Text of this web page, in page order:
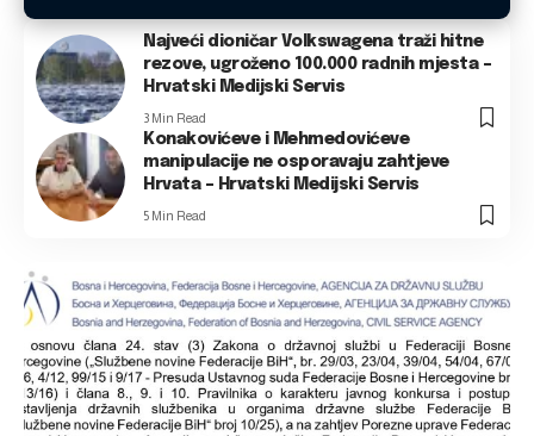
Najveći dioničar Volkswagena traži hitne
rezove, ugroženo 100.000 radnih mjesta –
Hrvatski Medijski Servis
3 Min Read
Konakovićeve i Mehmedovićeve
manipulacije ne osporavaju zahtjeve
Hrvata – Hrvatski Medijski Servis
5 Min Read